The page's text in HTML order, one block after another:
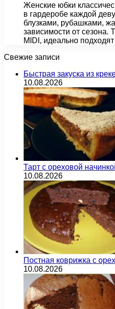
Женские юбки
в гардеробе каждой
блузками, рубашками,
зависимости от сезона.
MIDI, идеально
Свежие записи
Быстрая закуска из
10.08.2026
Тарт с ореховой
10.08.2026
Постная коврижка с
10.08.2026